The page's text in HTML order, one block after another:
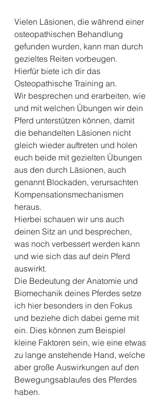
Vielen Läsionen, die während einer
osteopathischen Behandlung
gefunden wurden, kann man durch
gezieltes Reiten vorbeugen.
Hierfür biete ich dir das
Osteopathische Training an.
Wir besprechen und erarbeiten, wie
und mit welchen Übungen wir dein
Pferd unterstützen können, damit
die behandelten Läsionen nicht
gleich wieder auftreten und holen
euch beide mit gezielten Übungen
aus den durch Läsionen, auch
genannt Blockaden, verursachten
Kompensationsmechanismen
heraus.
Hierbei schauen wir uns auch
deinen Sitz an und besprechen,
was noch verbessert werden kann
und wie sich das auf dein Pferd
auswirkt.
Die Bedeutung der Anatomie und
Biomechanik deines Pferdes setze
ich hier besonders in den Fokus
und beziehe dich dabei gerne mit
ein. Dies können zum Beispiel
kleine Faktoren sein, wie eine etwas
zu lange anstehende Hand, welche
aber große Auswirkungen auf den
Bewegungsablaufes des Pferdes
haben.